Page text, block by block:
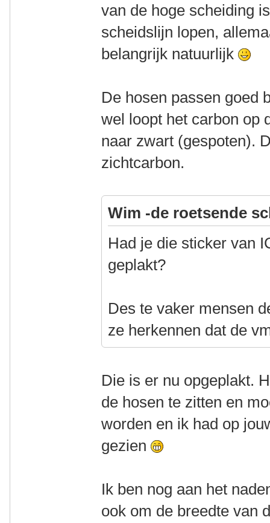
van de hoge scheiding
scheidslijn lopen,
belangrijk natuurlijk
De hosen passen goed
wel loopt het carbon op
naar zwart (gespoten).
zichtcarbon.
Wim -de roetsende
Had je die sticker van
geplakt?
Des te vaker mensen
ze herkennen dat de
Die is er nu opgeplakt.
de hosen te zitten en
worden en ik had op
gezien
Ik ben nog aan het
ook om de breedte van